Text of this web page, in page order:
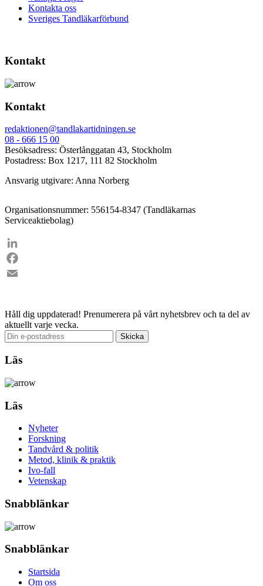
Kontakta oss
Sveriges Tandläkarförbund
Kontakt
Kontakt
redaktionen@tandlakartidningen.se
08 - 666 15 00
Besöksadress: Österlånggatan 43, Stockholm
Postadress: Box 1217, 111 82 Stockholm
Ansvarig utgivare: Anna Norberg
Organisationsnummer: 556154-8347 (Tandläkarnas
Serviceaktiebolag)
LinkedIn
Facebook
Håll dig uppdaterad! Prenumerera på vårt nyhetsbrev och ta del av
aktuellt varje vecka.
Läs
Läs
Nyheter
Forskning
Tandvård & politik
Metod, klinik & praktik
Ivo-fall
Vetenskap
Snabblänkar
Snabblänkar
Startsida
Om oss